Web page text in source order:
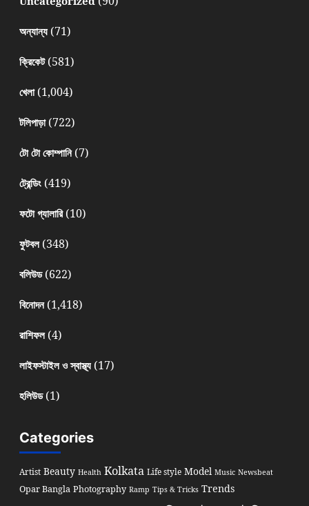
অন্যান্য(71)
ক্রিকেট(581)
খেলা(1,004)
টলিপাড়া(722)
টো টো কোম্পানি(7)
ট্রেন্ডিং(419)
ফটো গ্যালারি(10)
ফুটবল(348)
বলিউড(622)
বিনোদন(1,418)
রাশিফল(4)
লাইফস্টাইল ও স্বাস্থ্য(17)
হলিউড(1)
Categories
Artist Beauty Health Kolkata Life style Model Music Newsbeat
Opar Bangla Photography Ramp Tips & Tricks Trends